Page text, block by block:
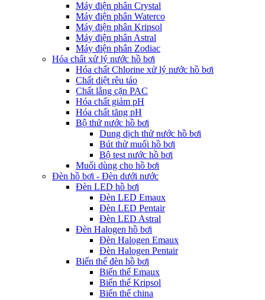
Máy điện phân Crystal
Máy điện phân Waterco
Máy điện phân Kripsol
Máy điện phân Astral
Máy điện phân Zodiac
Hóa chất xử lý nước hồ bơi
Hóa chất Chlorine xử lý nước hồ bơi
Chất diệt rêu tảo
Chất lắng cặn PAC
Hóa chất giảm pH
Hóa chất tăng pH
Bộ thử nước hồ bơi
Dung dịch thử nước hồ bơi
Bút thử muối hồ bơi
Bộ test nước hồ bơi
Muối dùng cho hồ bơi
Đèn hồ bơi - Đèn dưới nước
Đèn LED hồ bơi
Đèn LED Emaux
Đèn LED Pentair
Đèn LED Astral
Đèn Halogen hồ bơi
Đèn Halogen Emaux
Đèn Halogen Pentair
Biến thế đèn hồ bơi
Biến thế Emaux
Biến thế Kripsol
Biến thế china